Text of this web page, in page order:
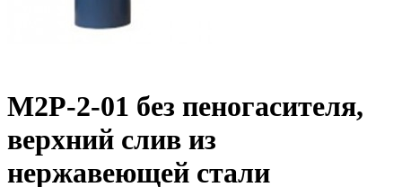
М2Р-2-01 без пеногасителя,
верхний слив из
нержавеющей стали